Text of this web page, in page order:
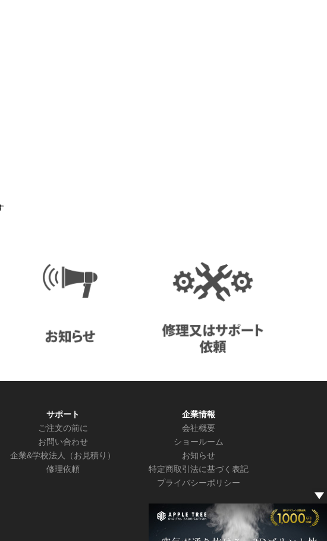
サポート
ご注文の前に
お問い合わせ
企業&学校法人（お見積り）
修理依頼
企業情報
会社概要
ショールーム
お知らせ
特定商取引法に基づく表記
プライバシーポリシー